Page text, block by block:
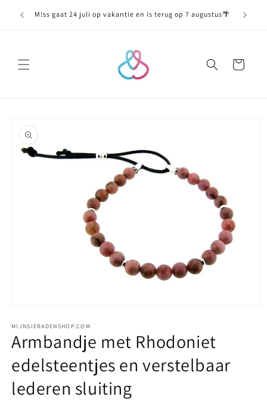
naar deM!ss gaat 24 juli op vakantie en is terug op 7 augustus🌴
Winkelwagen
openen
in
modaal
MIJNSIERADENSHOP.COM
Armbandje met Rhodoniet
edelsteentjes en verstelbaar
lederen sluiting